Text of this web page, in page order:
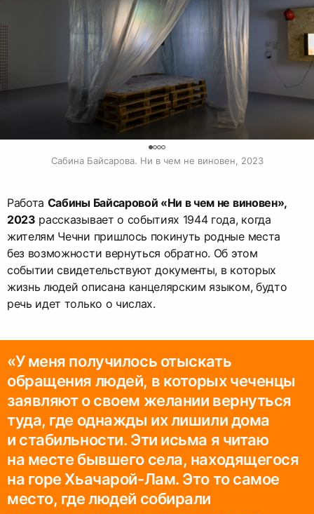
Сабина Байсарова. Ни в чем не виновен, 2023
Работа Сабины Байсаровой «Ни в чем не виновен»,
2023 рассказывает о событиях 1944 года, когда
жителям Чечни пришлось покинуть родные места
без возможности вернуться обратно. Об этом
событии свидетельствуют документы, в которых
жизнь людей описана канцелярским языком, будто
речь идет только о числах.
«У меня получилось отыскать
обращения людей, в которых чеченцы
заявляют о своем желании вернуться
туда, где однажды их лишили дома
и стабильности. Эти исьма я читаю
на месте бывшего села, находящегося
на горе Хьачарой-Лам. Это то самое
место, где людей собирали